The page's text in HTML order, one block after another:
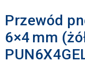
Przewód
6×4 mm